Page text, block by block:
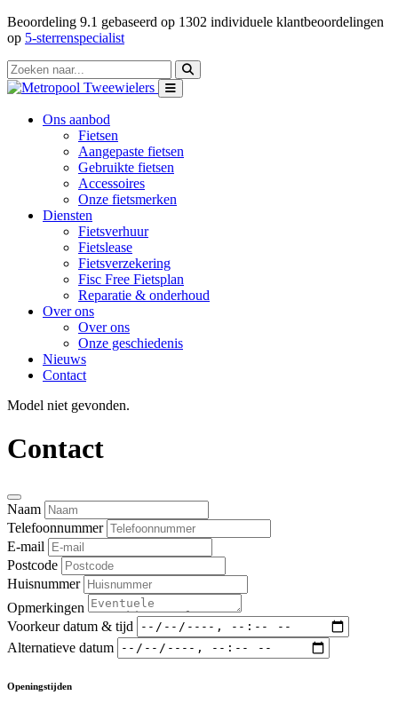
Beoordeling 9.1 gebaseerd op 1302 individuele klantbeoordelingen
op 5-sterrenspecialist
Ons aanbod
Fietsen
Aangepaste fietsen
Gebruikte fietsen
Accessoires
Onze fietsmerken
Diensten
Fietsverhuur
Fietslease
Fietsverzekering
Fisc Free Fietsplan
Reparatie & onderhoud
Over ons
Over ons
Onze geschiedenis
Nieuws
Contact
Model niet gevonden.
Contact
Naam
Telefoonnummer
E-mail
Postcode
Huisnummer
Opmerkingen
Voorkeur datum & tijd
Alternatieve datum
Openingstijden